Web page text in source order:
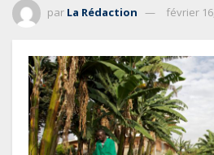
par La Rédaction février